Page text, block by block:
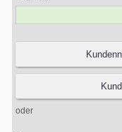
oder